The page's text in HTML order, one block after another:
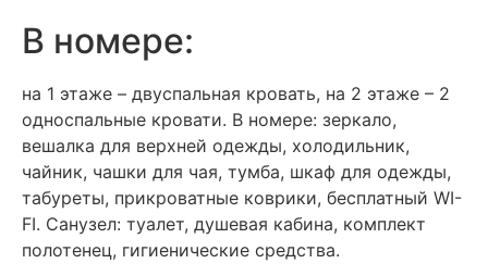
В номере:
на 1 этаже – двуспальная кровать, на 2 этаже – 2
односпальные кровати. В номере: зеркало,
вешалка для верхней одежды, холодильник,
чайник, чашки для чая, тумба, шкаф для одежды,
табуреты, прикроватные коврики, бесплатный WI-
FI. Санузел: туалет, душевая кабина, комплект
полотенец, гигиенические средства.